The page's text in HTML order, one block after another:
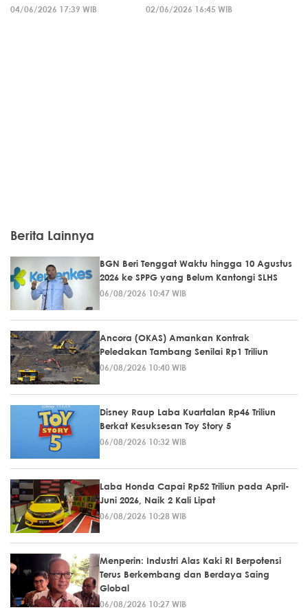
04/06/2026 17:39 WIB
02/06/2026 16:45 WIB
Berita Lainnya
BGN Beri Tenggat Waktu hingga 10 Agustus
2026 ke SPPG yang Belum Kantongi SLHS
06/08/2026 10:47 WIB
Ancora (OKAS) Amankan Kontrak
Peledakan Tambang Senilai Rp1 Triliun
06/08/2026 10:40 WIB
Disney Raup Laba Kuartalan Rp46 Triliun
Berkat Kesuksesan Toy Story 5
06/08/2026 10:32 WIB
Laba Honda Capai Rp52 Triliun pada April-
Juni 2026, Naik 2 Kali Lipat
06/08/2026 10:28 WIB
Menperin: Industri Alas Kaki RI Berpotensi
Terus Berkembang dan Berdaya Saing
Global
06/08/2026 10:27 WIB